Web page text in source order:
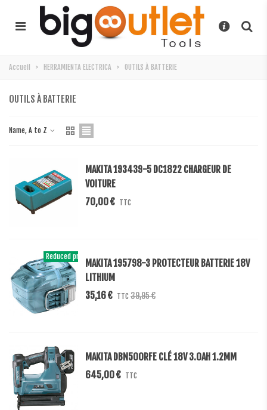
Accueil > HERRAMIENTA ELECTRICA > OUTILS À BATTERIE
OUTILS À BATTERIE
Name, A to Z
MAKITA 193439-5 DC1822 CHARGEUR DE
VOITURE
70,00 € TTC
Reduced price-12%
MAKITA 195798-3 PROTECTEUR BATTERIE 18V
LITHIUM
35,16 € TTC 39,95 €
MAKITA DBN500RFE CLÉ 18V 3.0AH 1.2MM
645,00 € TTC